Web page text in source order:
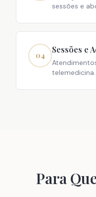
sessões e
04
Sessões e
telemedicina.
Para